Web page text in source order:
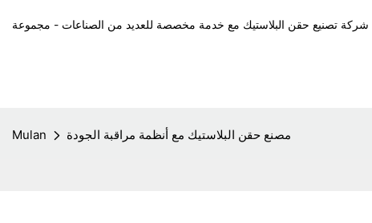
Mulan مصنع حقن البلاستيك مع أنظمة مراقبة الجودة